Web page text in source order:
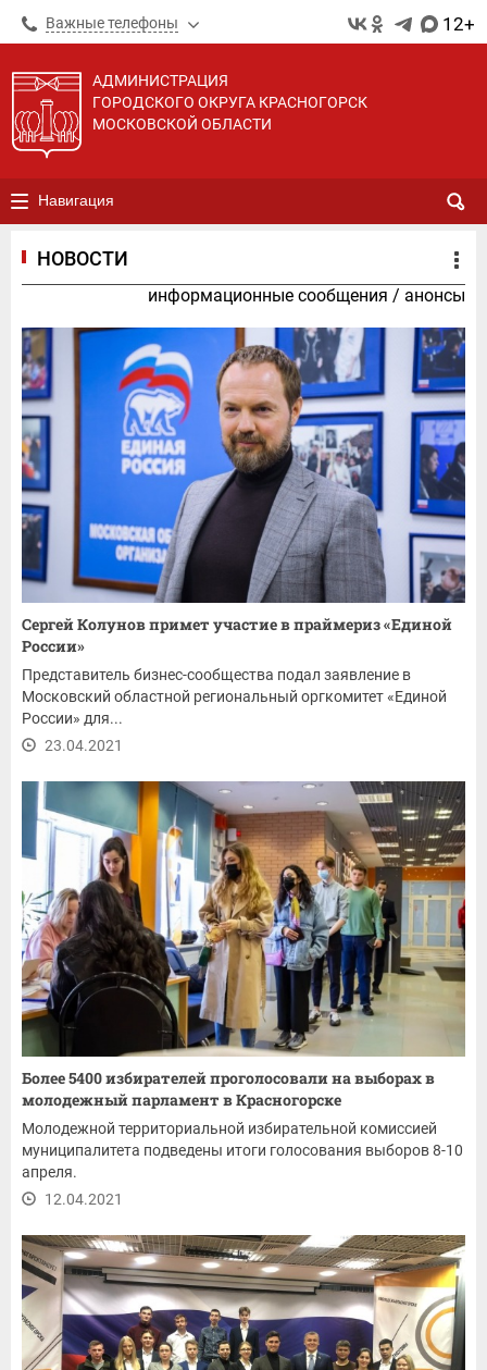
Важные телефоны 12+
АДМИНИСТРАЦИЯ
ГОРОДСКОГО ОКРУГА КРАСНОГОРСК
МОСКОВСКОЙ ОБЛАСТИ
Навигация
НОВОСТИ
информационные сообщения / анонсы
Сергей Колунов примет участие в праймериз «Единой
России»
Представитель бизнес-сообщества подал заявление в
Московский областной региональный оргкомитет «Единой
России» для...
23.04.2021
Более 5400 избирателей проголосовали на выборах в
молодежный парламент в Красногорске
Молодежной территориальной избирательной комиссией
муниципалитета подведены итоги голосования выборов 8-10
апреля.
12.04.2021